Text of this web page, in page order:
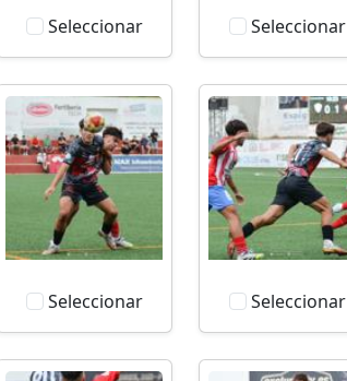
Seleccionar Seleccionar
Seleccionar Seleccionar